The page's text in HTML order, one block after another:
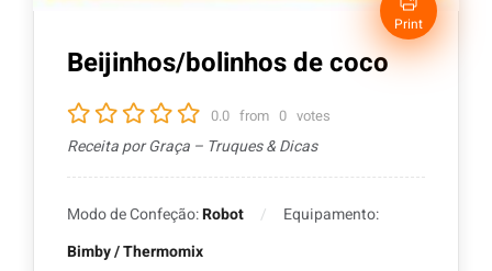
Print
Beijinhos/bolinhos de coco
0.0 from 0 votes
Receita por Graça – Truques & Dicas
Modo de Confeção:Robot
Equipamento:
Bimby / Thermomix